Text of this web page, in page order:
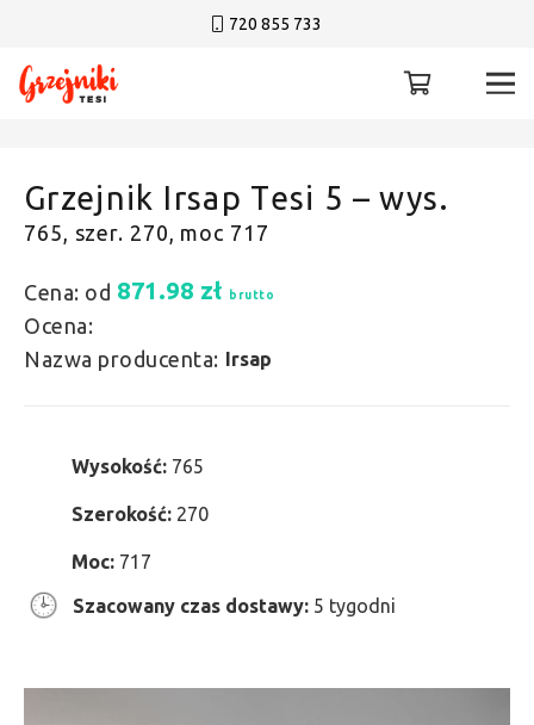
720 855 733
Grzejnik Irsap Tesi 5 – wys.
765, szer. 270, moc 717
Cena: od 871.98 zł brutto
Ocena:
Nazwa producenta: Irsap
Wysokość: 765
Szerokość: 270
Moc: 717
Szacowany czas dostawy: 5 tygodni